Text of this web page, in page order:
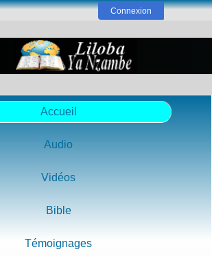
Connexion
Accueil
Audio
Vidéos
Bible
Témoignages